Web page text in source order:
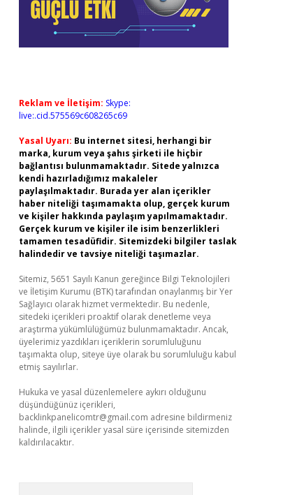
Reklam ve İletişim: Skype:
live:.cid.575569c608265c69
Yasal Uyarı: Bu internet sitesi, herhangi bir
marka, kurum veya şahıs şirketi ile hiçbir
bağlantısı bulunmamaktadır. Sitede yalnızca
kendi hazırladığımız makaleler
paylaşılmaktadır. Burada yer alan içerikler
haber niteliği taşımamakta olup, gerçek kurum
ve kişiler hakkında paylaşım yapılmamaktadır.
Gerçek kurum ve kişiler ile isim benzerlikleri
tamamen tesadüfidir. Sitemizdeki bilgiler taslak
halindedir ve tavsiye niteliği taşımazlar.
Sitemiz, 5651 Sayılı Kanun gereğince Bilgi Teknolojileri
ve İletişim Kurumu (BTK) tarafından onaylanmış bir Yer
Sağlayıcı olarak hizmet vermektedir. Bu nedenle,
sitedeki içerikleri proaktif olarak denetleme veya
araştırma yükümlülüğümüz bulunmamaktadır. Ancak,
üyelerimiz yazdıkları içeriklerin sorumluluğunu
taşımakta olup, siteye üye olarak bu sorumluluğu kabul
etmiş sayılırlar.
Hukuka ve yasal düzenlemelere aykırı olduğunu
düşündüğünüz içerikleri,
backlinkpanelicomtr@gmail.com adresine bildirmeniz
halinde, ilgili içerikler yasal süre içerisinde sitemizden
kaldırılacaktır.